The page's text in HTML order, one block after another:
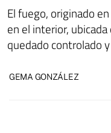
El fuego, originado
en el interior,
quedado controlado
GEMA GONZÁLEZ